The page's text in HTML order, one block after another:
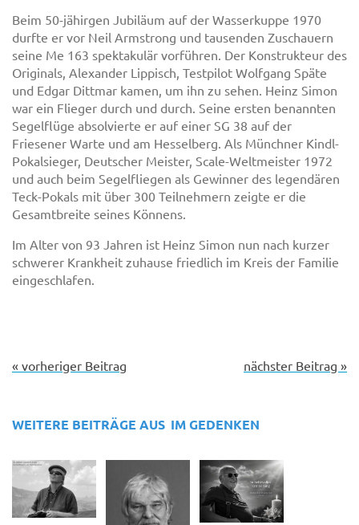
Beim 50-jähirgen Jubiläum auf der Wasserkuppe 1970
durfte er vor Neil Armstrong und tausenden Zuschauern
seine Me 163 spektakulär vorführen. Der Konstrukteur des
Originals, Alexander Lippisch, Testpilot Wolfgang Späte
und Edgar Dittmar kamen, um ihn zu sehen. Heinz Simon
war ein Flieger durch und durch. Seine ersten benannten
Segelflüge absolvierte er auf einer SG 38 auf der
Friesener Warte und am Hesselberg. Als Münchner Kindl-
Pokalsieger, Deutscher Meister, Scale-Weltmeister 1972
und auch beim Segelfliegen als Gewinner des legendären
Teck-Pokals mit über 300 Teilnehmern zeigte er die
Gesamtbreite seines Könnens.
Im Alter von 93 Jahren ist Heinz Simon nun nach kurzer
schwerer Krankheit zuhause friedlich im Kreis der Familie
eingeschlafen.
« vorheriger Beitrag nächster Beitrag »
WEITERE BEITRÄGE AUS IM GEDENKEN